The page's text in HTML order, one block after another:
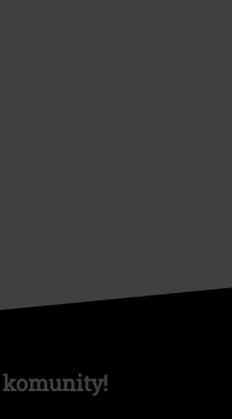
komunity!